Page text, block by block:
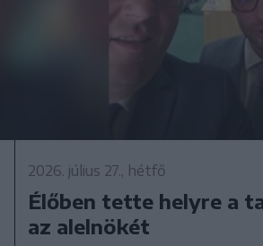
2026. július 27., hétfő
Élőben tette helyre a
az alelnökét